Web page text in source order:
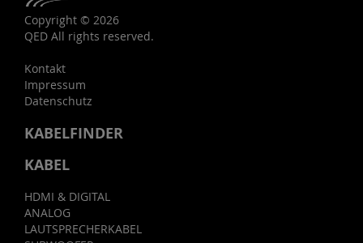
Copyright © 2026
QED All rights reserved.
Kontakt
Impressum
Datenschutz
KABELFINDER
KABEL
HDMI & DIGITAL
ANALOG
LAUTSPRECHERKABEL